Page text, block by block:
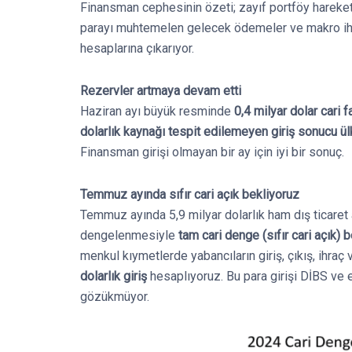
Finansman cephesinin özeti; zayıf portföy
parayı muhtemelen gelecek ödemeler ve makro
hesaplarına çıkarıyor.
Rezervler artmaya devam etti
Haziran ayı büyük resminde 0,4 milyar dolar cari
dolarlık kaynağı tespit edilemeyen giriş sonucu
Finansman girişi olmayan bir ay için iyi bir sonuç.
Temmuz ayında sıfır cari açık bekliyoruz
Temmuz ayında 5,9 milyar dolarlık ham dış
dengelenmesiyle tam cari denge (sıfır cari açık)
menkul kıymetlerde yabancıların giriş, çıkış,
dolarlık giriş hesaplıyoruz. Bu para girişi DİBS ve
gözükmüyor.